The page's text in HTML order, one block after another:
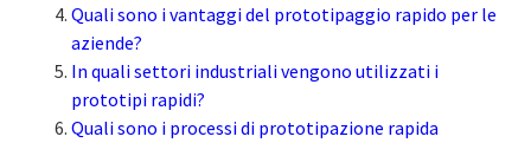
Quali sono i vantaggi del prototipaggio rapido per le
aziende?
In quali settori industriali vengono utilizzati i
prototipi rapidi?
Quali sono i processi di prototipazione rapida